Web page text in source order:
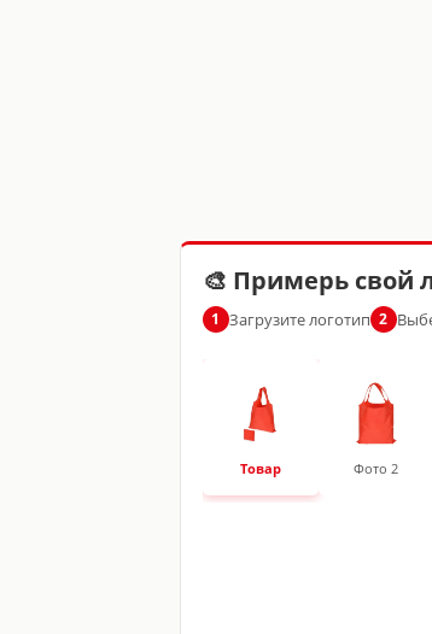
🎨 Примерь свой
1 Загрузите логотип 2
Товар Фото 2